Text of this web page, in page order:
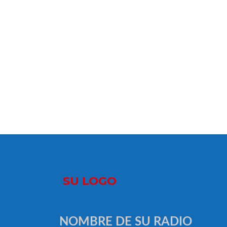
NOMBRE DE SU RADIO